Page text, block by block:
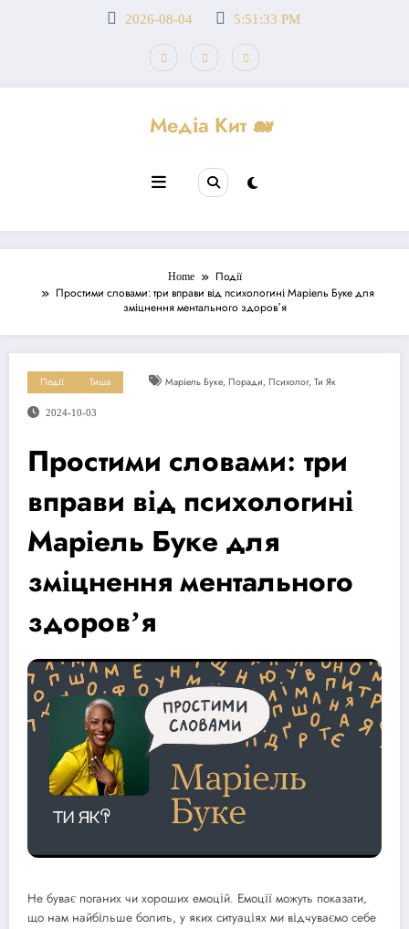
2026-08-04 5:51:33 PM
Медіа Кит 🐋
Home
Події
Простими словами: три вправи від психологині Маріель Буке для
зміцнення ментального здоровʼя
Події Тиша Маріель Буке, Поради, Психолог, Ти Як
2024-10-03
Простими словами: три
вправи від психологині
Маріель Буке для
зміцнення ментального
здоровʼя
Не буває поганих чи хороших емоцій. Емоції можуть показати,
що нам найбільше болить, у яких ситуаціях ми відчуваємо себе